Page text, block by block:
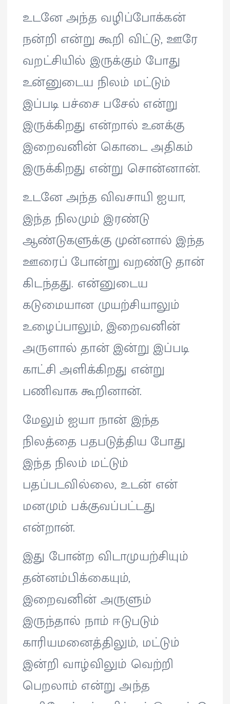
உடனே அந்த வழிப்போக்கன்
நன்றி என்று கூறி விட்டு, ஊரே
வறட்சியில் இருக்கும் போது
உன்னுடைய நிலம் மட்டும்
இப்படி பச்சை பசேல் என்று
இருக்கிறது என்றால் உனக்கு
இறைவனின் கொடை அதிகம்
இருக்கிறது என்று சொன்னான்.
உடனே அந்த விவசாயி ஐயா,
இந்த நிலமும் இரண்டு
ஆண்டுகளுக்கு முன்னால் இந்த
ஊரைப் போன்று வறண்டு தான்
கிடந்தது. என்னுடைய
கடுமையான முயற்சியாலும்
உழைப்பாலும், இறைவனின்
அருளால் தான் இன்று இப்படி
காட்சி அளிக்கிறது என்று
பணிவாக கூறினான்.
மேலும் ஐயா நான் இந்த
நிலத்தை பதபடுத்திய போது
இந்த நிலம் மட்டும்
பதப்படவில்லை, உடன் என்
மனமும் பக்குவப்பட்டது
என்றான்.
இது போன்ற விடாமுயற்சியும்
தன்னம்பிக்கையும்,
இறைவனின் அருளும்
இருந்தால் நாம் ஈடுபடும்
காரியமனைத்திலும், மட்டும்
இன்றி வாழ்விலும் வெற்றி
பெறலாம் என்று அந்த